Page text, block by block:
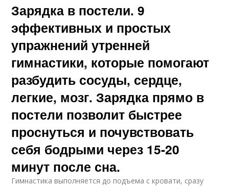
Зарядка в постели. 9
эффективных и простых
упражнений утренней
гимнастики, которые помогают
разбудить сосуды, сердце,
легкие, мозг. Зарядка прямо в
постели позволит быстрее
проснуться и почувствовать
себя бодрыми через 15-20
минут после сна.
Гимнастика выполняется до подъема с кровати, сразу